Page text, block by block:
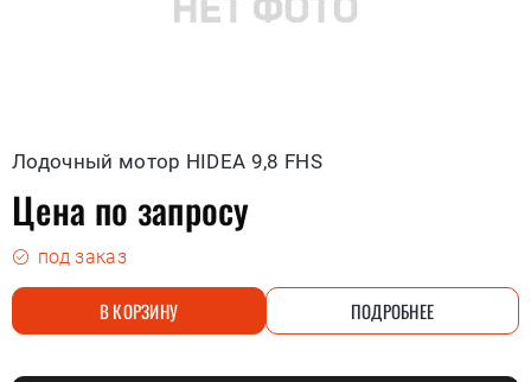
Лодочный мотор HIDEA 9,8 FHS
Цена по запросу
под заказ
В КОРЗИНУ ПОДРОБНЕЕ